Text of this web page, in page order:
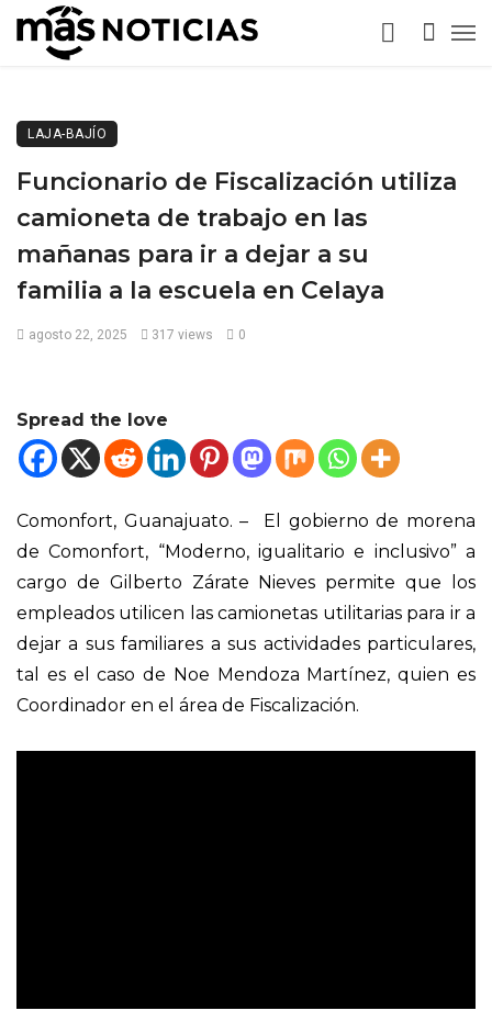
LAJA-BAJÍO
Funcionario de Fiscalización utiliza
camioneta de trabajo en las
mañanas para ir a dejar a su
familia a la escuela en Celaya
agosto 22, 2025 317 views 0
Spread the love
Comonfort, Guanajuato. – El gobierno de morena
de Comonfort, “Moderno, igualitario e inclusivo” a
cargo de Gilberto Zárate Nieves permite que los
empleados utilicen las camionetas utilitarias para ir a
dejar a sus familiares a sus actividades particulares,
tal es el caso de Noe Mendoza Martínez, quien es
Coordinador en el área de Fiscalización.